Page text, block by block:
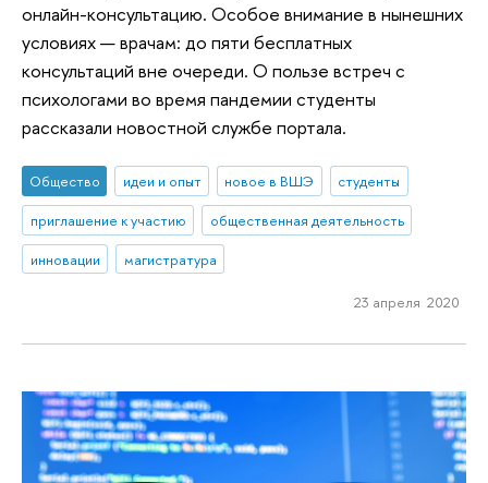
онлайн-консультацию. Особое внимание в нынешних
условиях — врачам: до пяти бесплатных
консультаций вне очереди. О пользе встреч с
психологами во время пандемии студенты
рассказали новостной службе портала.
Общество идеи и опыт новое в ВШЭ
студенты
приглашение к участию
общественная деятельность
инновации
магистратура
23 апреля 2020